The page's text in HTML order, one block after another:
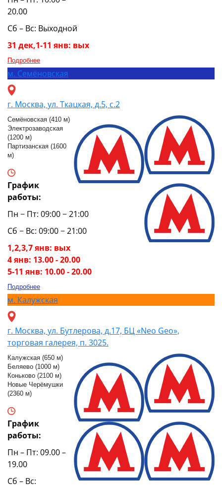
20.00
Сб – Вс: Выходной
31 дек,1-11 янв: вых
Подробнее
м. Семёновская
г. Москва, ул. Ткацкая, д.5, с.2
Семёновская (410 м)
Электрозаводская
(1200 м)
Партизанская (1600
м)
График
работы:
Пн − Пт: 09:00 − 21:00
Сб − Вс: 09:00 − 21:00
1,2,3,7 янв: вых
4 янв: 13.00 - 20.00
5-11 янв: 10.00 - 20.00
Подробнее
м. Калужская
г. Москва, ул. Бутлерова, д.17, БЦ «Neo Geo»,
торговая галерея, п. 3025.
Калужская (650 м)
Беляево (1000 м)
Коньково (2100 м)
Новые Черёмушки
(2360 м)
График
работы:
Пн – Пт: 09.00 –
19.00
Сб – Вс: